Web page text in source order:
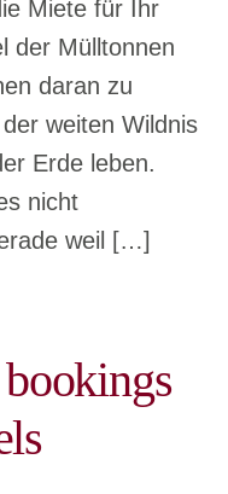
Miete für Ihr
der Mülltonnen
daran zu
weiten Wildnis
Erde leben.
nicht
weil […]